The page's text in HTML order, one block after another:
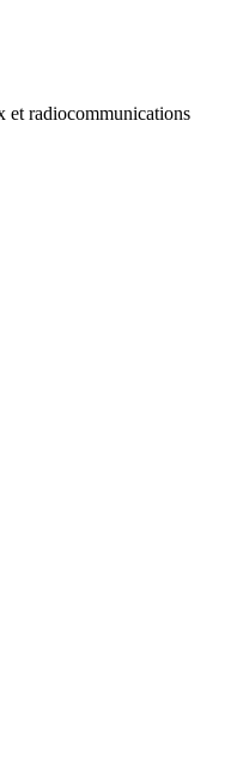
et radiocommunications